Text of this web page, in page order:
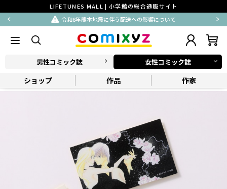
LIFETUNES MALL | 小学館の総合通販サイト
令和8年熊本地震に伴う配送への影響について
男性コミック誌 女性コミック誌
ショップ 作品 作家